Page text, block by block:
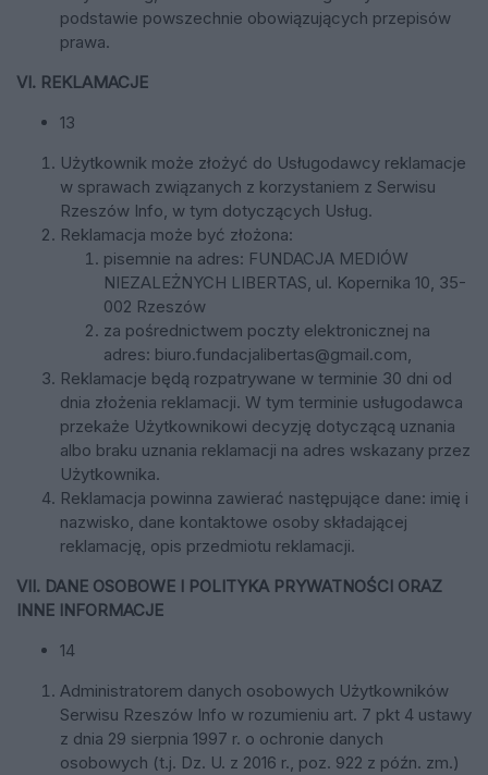
podstawie powszechnie obowiązujących przepisów
prawa.
VI. REKLAMACJE
13
Użytkownik może złożyć do Usługodawcy reklamacje
w sprawach związanych z korzystaniem z Serwisu
Rzeszów Info, w tym dotyczących Usług.
Reklamacja może być złożona:
pisemnie na adres: FUNDACJA MEDIÓW
NIEZALEŻNYCH LIBERTAS, ul. Kopernika 10, 35-
002 Rzeszów
za pośrednictwem poczty elektronicznej na
adres: biuro.fundacjalibertas@gmail.com,
Reklamacje będą rozpatrywane w terminie 30 dni od
dnia złożenia reklamacji. W tym terminie usługodawca
przekaże Użytkownikowi decyzję dotyczącą uznania
albo braku uznania reklamacji na adres wskazany przez
Użytkownika.
Reklamacja powinna zawierać następujące dane: imię i
nazwisko, dane kontaktowe osoby składającej
reklamację, opis przedmiotu reklamacji.
VII. DANE OSOBOWE I POLITYKA PRYWATNOŚCI ORAZ
INNE INFORMACJE
14
Administratorem danych osobowych Użytkowników
Serwisu Rzeszów Info w rozumieniu art. 7 pkt 4 ustawy
z dnia 29 sierpnia 1997 r. o ochronie danych
osobowych (t.j. Dz. U. z 2016 r., poz. 922 z późn. zm.)